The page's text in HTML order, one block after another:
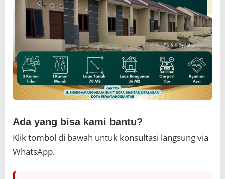
Ada yang bisa kami bantu?
Klik tombol di bawah untuk konsultasi langsung via
WhatsApp.